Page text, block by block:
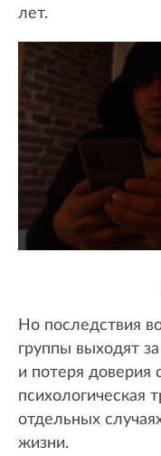
лет.
Но последствия
группы выходят
и потеря доверия
психологическая
отдельных
жизни.